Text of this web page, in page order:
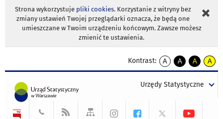
Strona wykorzystuje pliki cookies. Korzystanie z witryny bez
zmiany ustawień Twojej przeglądarki oznacza, że będą one
umieszczane w Twoim urządzeniu końcowym. Zawsze możesz
zmienić te ustawienia.
Kontrast:
A
kontrast
A
kontrast
tekst
czarnym
A
kontrast
tekst
czarnym
A
tekst
żółtym
Urzędy Statystyczne